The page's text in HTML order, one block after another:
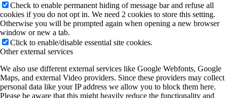
Check to enable permanent hiding of message bar and refuse all
cookies if you do not opt in. We need 2 cookies to store this setting.
Otherwise you will be prompted again when opening a new browser
window or new a tab.
Click to enable/disable essential site cookies.
Other external services
We also use different external services like Google Webfonts, Google
Maps, and external Video providers. Since these providers may collect
personal data like your IP address we allow you to block them here.
Please be aware that this might heavily reduce the functionality and